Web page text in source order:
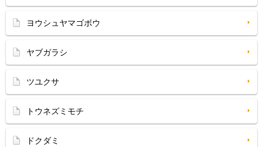
ヨウシュヤマゴボウ
ヤブガラシ
ツユクサ
トウネズミモチ
ドクダミ